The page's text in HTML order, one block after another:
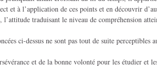
et à l’application de ces points et en découvrir
traduisant le niveau de compréhension
ci-dessus ne sont pas tout de suite perceptibles
et de la bonne volonté pour les étudier et